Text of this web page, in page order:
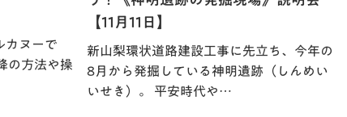
カヌーで
の方法や操
【11月11日】
新山梨環状道路建設工事に先立ち、今年の
8月から発掘している神明遺跡（しんめい
いせき）。 平安時代や…